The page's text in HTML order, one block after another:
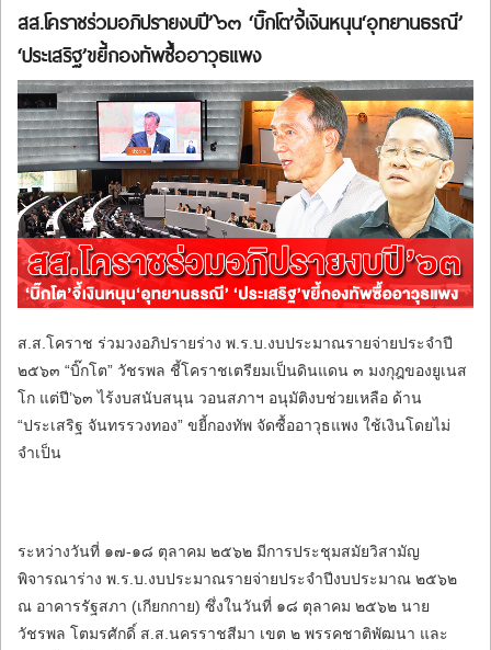
หมวดข่าว
เกี่ยวกับเรา
ติดต่อเรา
ร้องทุกข์
สส.โคราชร่วมอภิปรายงบปี’๖๓ ‘บิ๊กโต’จี้เงินหนุน‘อุทยานธรณี’
‘ประเสริฐ’ขยี้กองทัพซื้ออาวุธแพง
ส.ส.โคราช ร่วมวงอภิปรายร่าง พ.ร.บ.งบประมาณรายจ่ายประจำปี
๒๕๖๓ “บิ๊กโต” วัชรพล ชี้โคราชเตรียมเป็นดินแดน ๓ มงกุฎของยูเนส
โก แต่ปี’๖๓ ไร้งบสนับสนุน วอนสภาฯ อนุมัติงบช่วยเหลือ ด้าน
“ประเสริฐ จันทรรวงทอง” ขยี้กองทัพ จัดซื้ออาวุธแพง ใช้เงินโดยไม่
จำเป็น
ระหว่างวันที่ ๑๗-๑๘ ตุลาคม ๒๕๖๒ มีการประชุมสมัยวิสามัญ
พิจารณาร่าง พ.ร.บ.งบประมาณรายจ่ายประจำปีงบประมาณ ๒๕๖๒
ณ อาคารรัฐสภา (เกียกกาย) ซึ่งในวันที่ ๑๘ ตุลาคม ๒๕๖๒ นาย
วัชรพล โตมรศักดิ์ ส.ส.นครราชสีมา เขต ๒ พรรคชาติพัฒนา และ